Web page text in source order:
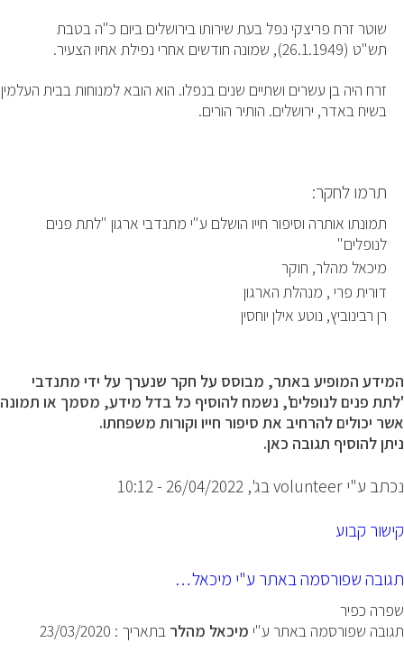
שוטר זרח פריצקי נפל בעת שירותו בירושלים ביום כ"ה בטבת
תש"ט (26.1.1949), שמונה חודשים אחרי נפילת אחיו הצעיר.
זרח היה בן עשרים ושתיים שנים בנפלו. הוא הובא למנוחות בבית העלמין
בשיח באדר, ירושלים. הותיר הורים.
תרמו לחקר:
תמונתו אותרה וסיפור חייו הושלם ע"י מתנדבי ארגון "לתת פנים
לנופלים"
מיכאל מהלר, חוקר
דורית פרי , מנהלת הארגון
רן רבינוביץ, נוטע אילן יוחסין
המידע המופיע באתר, מבוסס על חקר שנערך על ידי מתנדבי
'לתת פנים לנופלים', נשמח להוסיף כל בדל מידע, מסמך או תמונה
אשר יכולים להרחיב את סיפור חייו וקורות משפחתו.
ניתן להוסיף תגובה כאן.
נכתב ע"יvolunteerבג', 26/04/2022 - 10:12
קישור קבוע
תגובה שפורסמה באתר ע"י מיכאל…
שפרה כפיר
תגובה שפורסמה באתר ע"י מיכאל מהלר בתאריך : 23/03/2020